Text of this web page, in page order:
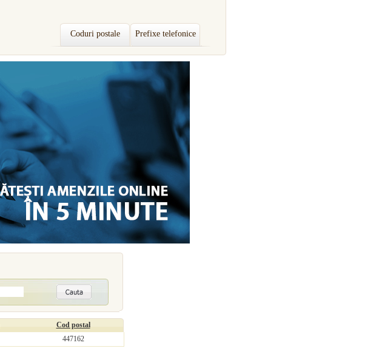
Coduri postale Prefixe telefonice
Cod postal
447162